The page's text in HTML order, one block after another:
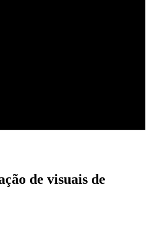
de visuais de